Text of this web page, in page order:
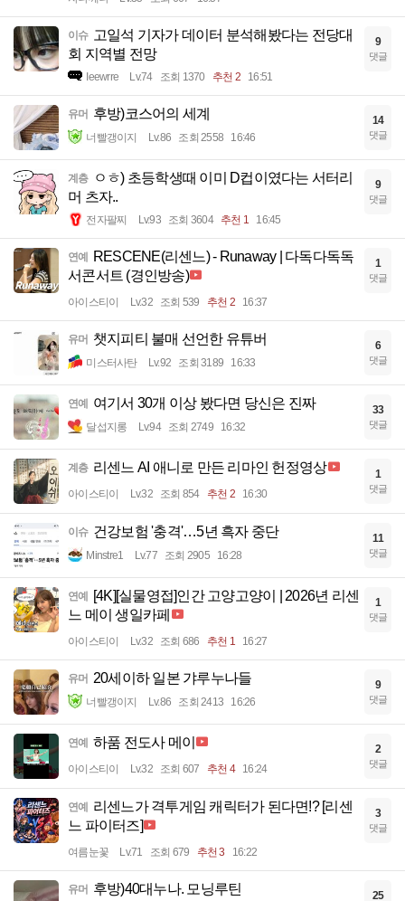
이슈 고일석 기자가 데이터 분석해봤다는 전당대
회 지역별 전망
Ieewrre Lv.74 조회 1370 추천 2 16:51
9
댓글
유머 후방)코스어의 세계
너빨갱이지 Lv.86 조회 2558 16:46
14
댓글
계층
ㅇㅎ) 초등학생때 이미 D컵이였다는 서터리
머 츠자..
전자팔찌 Lv.93 조회 3604 추천 1 16:45
9
댓글
연예 RESCENE(리센느) - Runaway | 다독다독독
서콘서트 (경인방송)
아이스티이 Lv.32 조회 539 추천 2 16:37
1
댓글
유머 챗지피티 불매 선언한 유튜버
미스터사탄 Lv.92 조회 3189 16:33
6
댓글
연예 여기서 30개 이상 봤다면 당신은 진짜
달섭지롱 Lv.94 조회 2749 16:32
33
댓글
계층 리센느 AI 애니로 만든 리마인 헌정영상
아이스티이 Lv.32 조회 854 추천 2 16:30
1
댓글
이슈 건강보험 '충격'…5년 흑자 중단
Minstre1 Lv.77 조회 2905 16:28
11
댓글
연예 [4K][실물영접]인간 고양고양이 | 2026년 리센
느 메이 생일카페
아이스티이 Lv.32 조회 686 추천 1 16:27
1
댓글
유머 20세이하 일본 갸루누나들
너빨갱이지 Lv.86 조회 2413 16:26
9
댓글
연예 하품 전도사 메이
아이스티이 Lv.32 조회 607 추천 4 16:24
2
댓글
연예 리센느가 격투게임 캐릭터가 된다면!? [리센
느 파이터즈]
여름눈꽃 Lv.71 조회 679 추천 3 16:22
3
댓글
유머 후방)40대누나. 모닝루틴 25